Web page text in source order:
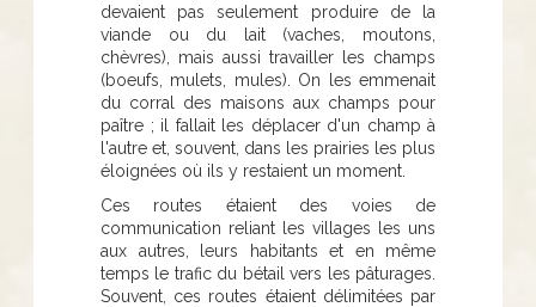
devaient pas seulement produire de la
viande ou du lait (vaches, moutons,
chèvres), mais aussi travailler les champs
(boeufs, mulets, mules). On les emmenait
du corral des maisons aux champs pour
paître ; il fallait les déplacer d'un champ à
l'autre et, souvent, dans les prairies les plus
éloignées où ils y restaient un moment.
Ces routes étaient des voies de
communication reliant les villages les uns
aux autres, leurs habitants et en même
temps le trafic du bétail vers les pâturages.
Souvent, ces routes étaient délimitées par